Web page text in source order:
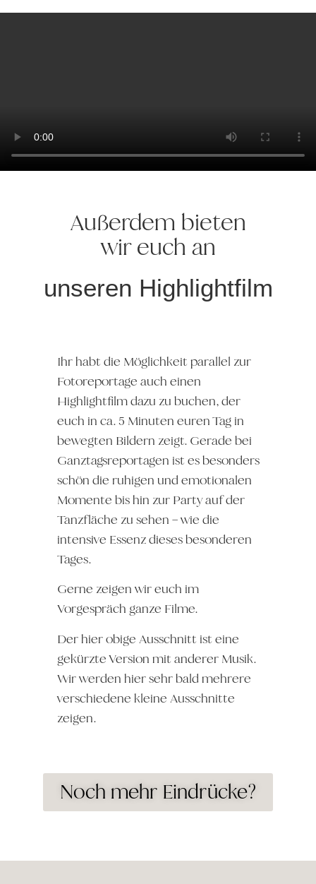
Außerdem bieten
wir euch an
unseren Highlightfilm
Ihr habt die Möglichkeit parallel zur
Fotoreportage auch einen
Highlightfilm dazu zu buchen, der
euch in ca. 5 Minuten euren Tag in
bewegten Bildern zeigt. Gerade bei
Ganztagsreportagen ist es besonders
schön die ruhigen und emotionalen
Momente bis hin zur Party auf der
Tanzfläche zu sehen – wie die
intensive Essenz dieses besonderen
Tages.
Gerne zeigen wir euch im
Vorgespräch ganze Filme.
Der hier obige Ausschnitt ist eine
gekürzte Version mit anderer Musik.
Wir werden hier sehr bald mehrere
verschiedene kleine Ausschnitte
zeigen.
Noch mehr Eindrücke?